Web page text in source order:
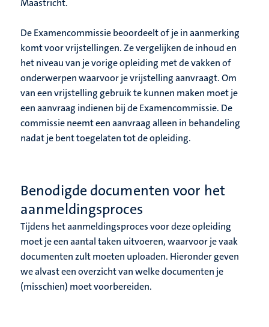
Maastricht.
De Examencommissie beoordeelt of je in aanmerking
komt voor vrijstellingen. Ze vergelijken de inhoud en
het niveau van je vorige opleiding met de vakken of
onderwerpen waarvoor je vrijstelling aanvraagt. Om
van een vrijstelling gebruik te kunnen maken moet je
een aanvraag indienen bij de Examencommissie. De
commissie neemt een aanvraag alleen in behandeling
nadat je bent toegelaten tot de opleiding.
Benodigde documenten voor het
aanmeldingsproces
Tijdens het aanmeldingsproces voor deze opleiding
moet je een aantal taken uitvoeren, waarvoor je vaak
documenten zult moeten uploaden. Hieronder geven
we alvast een overzicht van welke documenten je
(misschien) moet voorbereiden.